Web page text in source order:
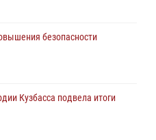
драки, причинившего побои
порядка на
проникновения на
безопасности
Кузбасса подвела итоги